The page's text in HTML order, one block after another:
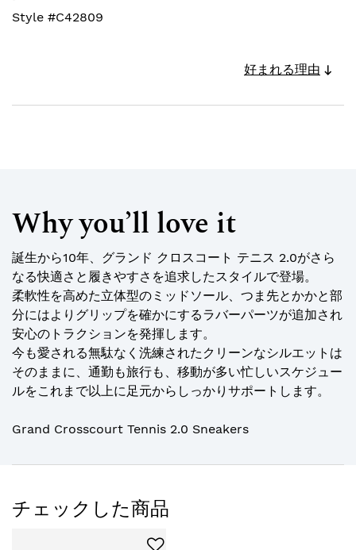
Style #C42809
好まれる理由
Why you’ll love it
誕生から10年、グランド クロスコート テニス 2.0がさら
なる快適さと履きやすさを追求したスタイルで登場。
柔軟性を高めた立体型のミッドソール、つま先とかかと部
分にはよりグリップを確かにするラバーパーツが追加され
安心のトラクションを発揮します。
今も愛される無駄なく洗練されたクリーンなシルエットは
そのままに、通勤も旅行も、移動が多い忙しいスケジュー
ルをこれまで以上に足元からしっかりサポートします。
Grand Crosscourt Tennis 2.0 Sneakers
チェックした商品